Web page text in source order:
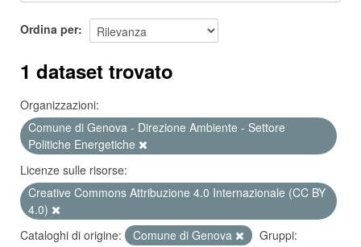
Ordina per
1 dataset trovato
Organizzazioni:
Comune di Genova - Direzione Ambiente - Settore
Politiche Energetiche
Licenze sulle risorse:
Creative Commons Attribuzione 4.0 Internazionale (CC BY
4.0)
Cataloghi di origine:
Comune di Genova
Gruppi: